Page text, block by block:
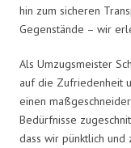
hin zum sicheren
Gegenstände – wir
Als Umzugsmeister
auf die Zufriedenheit
einen
Bedürfnisse
dass wir pünktlich und